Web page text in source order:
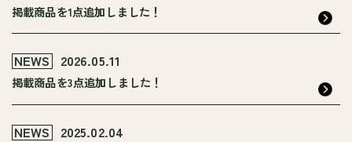
掲載商品を1点追加しました！
NEWS 2026.05.11
掲載商品を3点追加しました！
NEWS 2025.02.04